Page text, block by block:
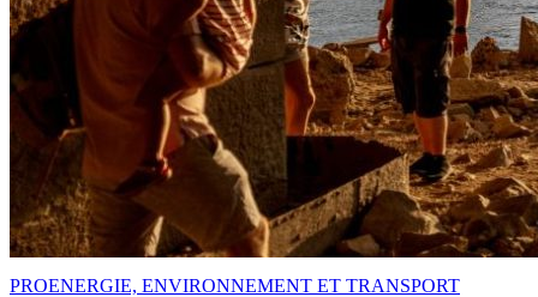
PROENERGIE, ENVIRONNEMENT ET TRANSPORT